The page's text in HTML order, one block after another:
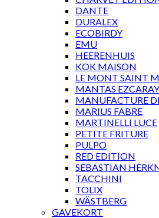
DANTE
DURALEX
ECOBIRDY
EMU
HEERENHUIS
KOK MAISON
LE MONT SAINT
MANTAS EZCARAY
MANUFACTURE
MARIUS FABRE
MARTINELLI LUCE
PETITE FRITURE
PULPO
RED EDITION
SEBASTIAN
TACCHINI
TOLIX
WÄSTBERG
GAVEKORT